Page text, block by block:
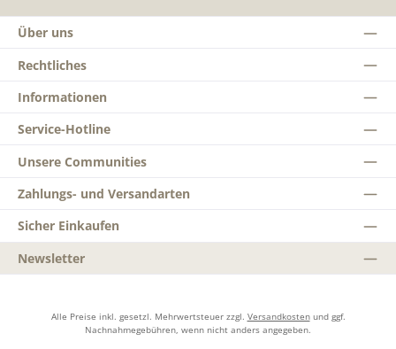
Über uns
Rechtliches
Informationen
Service-Hotline
Unsere Communities
Zahlungs- und Versandarten
Sicher Einkaufen
Newsletter
Alle Preise inkl. gesetzl. Mehrwertsteuer zzgl. Versandkostenund ggf.
Nachnahmegebühren, wenn nicht anders angegeben.